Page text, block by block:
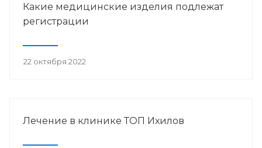
Какие медицинские изделия подлежат
регистрации
22 октября 2022
Лечение в клинике ТОП Ихилов